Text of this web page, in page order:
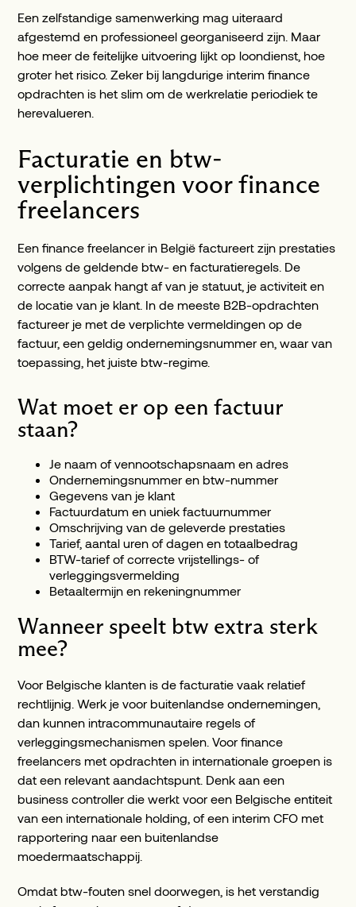
Een zelfstandige samenwerking mag uiteraard
afgestemd en professioneel georganiseerd zijn. Maar
hoe meer de feitelijke uitvoering lijkt op loondienst, hoe
groter het risico. Zeker bij langdurige interim finance
opdrachten is het slim om de werkrelatie periodiek te
herevalueren.
Facturatie en btw-
verplichtingen voor finance
freelancers
Een finance freelancer in België factureert zijn prestaties
volgens de geldende btw- en facturatieregels. De
correcte aanpak hangt af van je statuut, je activiteit en
de locatie van je klant. In de meeste B2B-opdrachten
factureer je met de verplichte vermeldingen op de
factuur, een geldig ondernemingsnummer en, waar van
toepassing, het juiste btw-regime.
Wat moet er op een factuur
staan?
Je naam of vennootschapsnaam en adres
Ondernemingsnummer en btw-nummer
Gegevens van je klant
Factuurdatum en uniek factuurnummer
Omschrijving van de geleverde prestaties
Tarief, aantal uren of dagen en totaalbedrag
BTW-tarief of correcte vrijstellings- of
verleggingsvermelding
Betaaltermijn en rekeningnummer
Wanneer speelt btw extra sterk
mee?
Voor Belgische klanten is de facturatie vaak relatief
rechtlijnig. Werk je voor buitenlandse ondernemingen,
dan kunnen intracommunautaire regels of
verleggingsmechanismen spelen. Voor finance
freelancers met opdrachten in internationale groepen is
dat een relevant aandachtspunt. Denk aan een
business controller die werkt voor een Belgische entiteit
van een internationale holding, of een interim CFO met
rapportering naar een buitenlandse
moedermaatschappij.
Omdat btw-fouten snel doorwegen, is het verstandig